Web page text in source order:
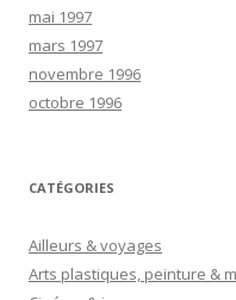
mai 1997
mars 1997
novembre 1996
octobre 1996
CATÉGORIES
Ailleurs & voyages
Arts plastiques, peinture &